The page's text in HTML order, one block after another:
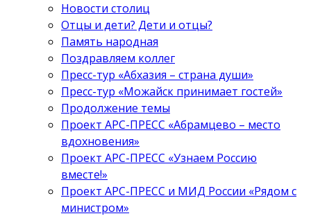
Новости столиц
Отцы и дети? Дети и отцы?
Память народная
Поздравляем коллег
Пресс-тур «Абхазия – страна души»
Пресс-тур «Можайск принимает гостей»
Продолжение темы
Проект АРС-ПРЕСС «Абрамцево – место
вдохновения»
Проект АРС-ПРЕСС «Узнаем Россию
вместе!»
Проект АРС-ПРЕСС и МИД России «Рядом с
министром»